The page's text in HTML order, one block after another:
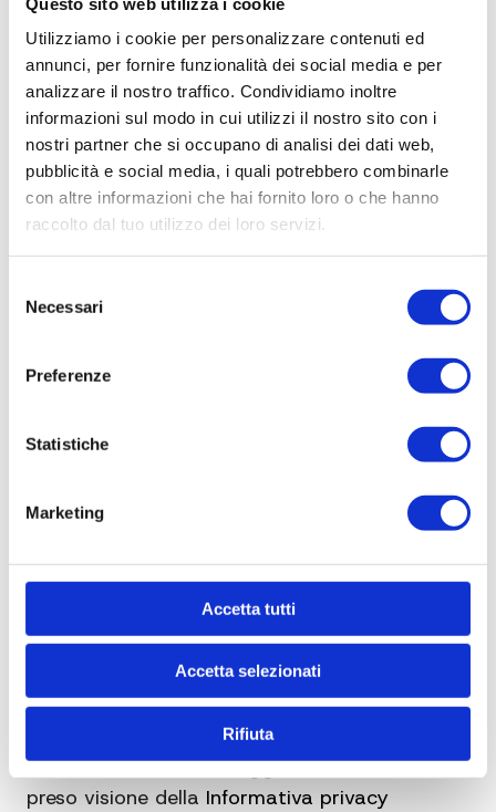
Utilizziamo i cookie per personalizzare contenuti ed
annunci, per fornire funzionalità dei social media e per
analizzare il nostro traffico. Condividiamo inoltre
informazioni sul modo in cui utilizzi il nostro sito con i
nostri partner che si occupano di analisi dei dati web,
pubblicità e social media, i quali potrebbero combinarle
con altre informazioni che hai fornito loro o che hanno
raccolto dal tuo utilizzo dei loro servizi.
delNecessari
Preferenze
Statistiche
Marketing
Accetta tutti
Accetta selezionati
Rifiuta
Dichiaro di essere maggiorenne e di aver
preso visione della Informativa privacy